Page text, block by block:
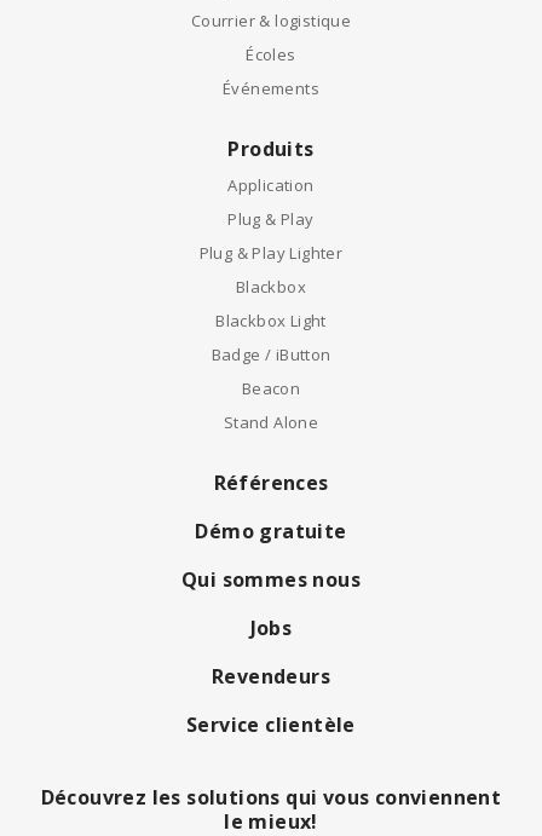
Courrier & logistique
Écoles
Événements
Produits
Application
Plug & Play
Plug & Play Lighter
Blackbox
Blackbox Light
Badge / iButton
Beacon
Stand Alone
Références
Démo gratuite
Qui sommes nous
Jobs
Revendeurs
Service clientèle
Découvrez les solutions qui vous conviennent
le mieux!